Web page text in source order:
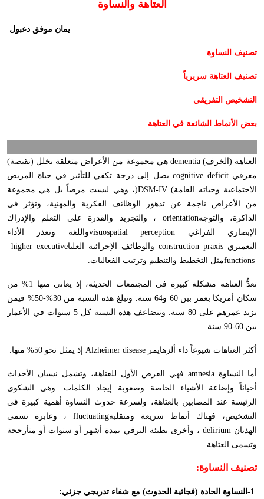
العتاهة والنساوة
يمان موفق دعبول
تصنيف النساوة
تصنيف العتاهة سريرياً
التشخيص التفريقي
بعض الأنماط الشائعة في العتاهة
العتاهة (الخرف) dementiaهي مجموعة من الأعراض متعلقة بخلل (نقيصة)
معرفي cognitive deficit يصل إلى درجة تكفي للتأثير في حياة المريض
الاجتماعية وحياته العامة(
DSM-IV
)، وهي ليست مرضاً بل هي مجموعة
من الأعراض ناجمة عن تدهور الوظائف الفكرية والمهنية، وتؤثر في
الذاكرة، والتوجهorientation ، والتجريد والقدرة على التعلم والإدراك
الإبصاري الفراغي visuospatial perceptionواللغة وتعذر الأداء
التعميري construction praxis والوظائف الإجرائية العلياhigher executive
functionsمثل التخطيط والتنظيم وترتيب الفعاليات.
تعدُّ العتاهة مشكلة كبيرة في المجتمعات الحديثة، إذ يعاني منها 1% من
سكان أمريكا بعمر بين 60 و64 سنة. وتبلغ هذه النسبة من 30%-50% فيمن
يزيد عمرهم على 80 سنة. وتتضاعف هذه النسبة كل 5 سنوات في الأعمار
بين 60-90 سنة
.
أكثر العتاهات شيوعاً داء ألزهايمر Alzheimer disease إذ يمثل نحو 50% منها .
أما النساوة amnesia فهي العرض الأول للعتاهة، وتشمل نسيان الأحداث
أحياناً وإضاعة الأشياء الخاصة وصعوبة إيجاد الكلمات. وهي الشكوى
الرئيسة عند المصابين بالعتاهة، ولسرعة حدوث النساوة أهمية كبيرة في
التشخيص، فهناك أنماط سريعة ومتقلبةfluctuating ، وعابرة تسمى
الهذيان delirium ، وأخرى بطيئة الترقي بمدة أشهر أو سنوات أو متأرجحة
وتسمى العتاهة.
تصنيف النساوة:
-1 النساوة الحادة (فجائية الحدوث) مع شفاء تدريجي جزئي: